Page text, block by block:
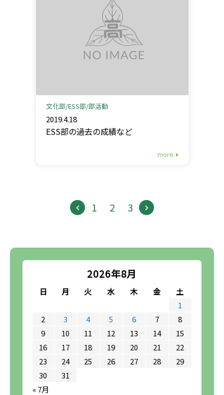
2026年8月
日 月 火 水 木 金
土
1
2
3 4 5 6 7
8
9
10 11 12 13 14
15
16
17 18 19 20 21
22
23
24 25 26 27 28
29
30
31
« 7月
文化部 ESS部 部活動
2019.4.18
ESS部の過去の成績など
more
1 2 3